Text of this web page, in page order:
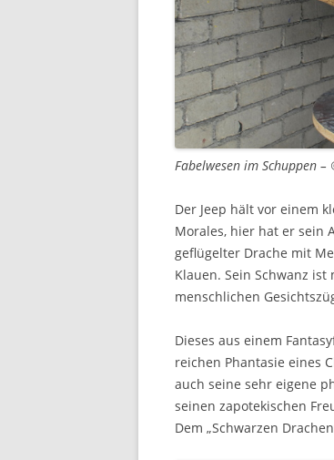
Fabelwesen im Schuppen
Der Jeep hält vor einem
Morales, hier hat er sein
geflügelter Drache mit
Klauen. Sein Schwanz
menschlichen
Dieses aus einem
reichen Phantasie eines
auch seine sehr eigene
seinen zapotekischen
Dem „Schwarzen